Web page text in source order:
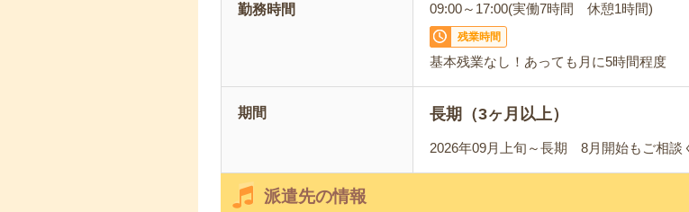
勤務時間 09:00～17:00(実働7時間 休憩1時間)
残業時間
基本残業なし！あっても月に5時間程度
期間 長期（3ヶ月以上）
2026年09月上旬～長期 8月開始もご相
派遣先の情報